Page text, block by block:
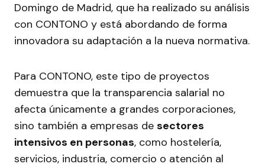
Domingo de Madrid, que ha realizado su análisis
con CONTONO y está abordando de forma
innovadora su adaptación a la nueva normativa.
Para CONTONO, este tipo de proyectos
demuestra que la transparencia salarial no
afecta únicamente a grandes corporaciones,
sino también a empresas de sectores
intensivos en personas, como hostelería,
servicios, industria, comercio o atención al